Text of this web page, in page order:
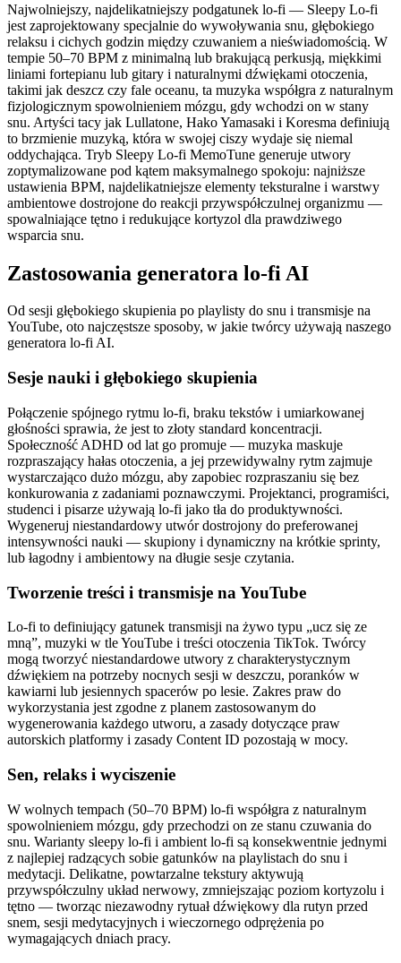
Najwolniejszy, najdelikatniejszy podgatunek lo-fi — Sleepy Lo-fi
jest zaprojektowany specjalnie do wywoływania snu, głębokiego
relaksu i cichych godzin między czuwaniem a nieświadomością. W
tempie 50–70 BPM z minimalną lub brakującą perkusją, miękkimi
liniami fortepianu lub gitary i naturalnymi dźwiękami otoczenia,
takimi jak deszcz czy fale oceanu, ta muzyka współgra z naturalnym
fizjologicznym spowolnieniem mózgu, gdy wchodzi on w stany
snu. Artyści tacy jak Lullatone, Hako Yamasaki i Koresma definiują
to brzmienie muzyką, która w swojej ciszy wydaje się niemal
oddychająca. Tryb Sleepy Lo-fi MemoTune generuje utwory
zoptymalizowane pod kątem maksymalnego spokoju: najniższe
ustawienia BPM, najdelikatniejsze elementy teksturalne i warstwy
ambientowe dostrojone do reakcji przywspółczulnej organizmu —
spowalniające tętno i redukujące kortyzol dla prawdziwego
wsparcia snu.
Zastosowania generatora lo-fi AI
Od sesji głębokiego skupienia po playlisty do snu i transmisje na
YouTube, oto najczęstsze sposoby, w jakie twórcy używają naszego
generatora lo-fi AI.
Sesje nauki i głębokiego skupienia
Połączenie spójnego rytmu lo-fi, braku tekstów i umiarkowanej
głośności sprawia, że jest to złoty standard koncentracji.
Społeczność ADHD od lat go promuje — muzyka maskuje
rozpraszający hałas otoczenia, a jej przewidywalny rytm zajmuje
wystarczająco dużo mózgu, aby zapobiec rozpraszaniu się bez
konkurowania z zadaniami poznawczymi. Projektanci, programiści,
studenci i pisarze używają lo-fi jako tła do produktywności.
Wygeneruj niestandardowy utwór dostrojony do preferowanej
intensywności nauki — skupiony i dynamiczny na krótkie sprinty,
lub łagodny i ambientowy na długie sesje czytania.
Tworzenie treści i transmisje na YouTube
Lo-fi to definiujący gatunek transmisji na żywo typu „ucz się ze
mną”, muzyki w tle YouTube i treści otoczenia TikTok. Twórcy
mogą tworzyć niestandardowe utwory z charakterystycznym
dźwiękiem na potrzeby nocnych sesji w deszczu, poranków w
kawiarni lub jesiennych spacerów po lesie. Zakres praw do
wykorzystania jest zgodne z planem zastosowanym do
wygenerowania każdego utworu, a zasady dotyczące praw
autorskich platformy i zasady Content ID pozostają w mocy.
Sen, relaks i wyciszenie
W wolnych tempach (50–70 BPM) lo-fi współgra z naturalnym
spowolnieniem mózgu, gdy przechodzi on ze stanu czuwania do
snu. Warianty sleepy lo-fi i ambient lo-fi są konsekwentnie jednymi
z najlepiej radzących sobie gatunków na playlistach do snu i
medytacji. Delikatne, powtarzalne tekstury aktywują
przywspółczulny układ nerwowy, zmniejszając poziom kortyzolu i
tętno — tworząc niezawodny rytuał dźwiękowy dla rutyn przed
snem, sesji medytacyjnych i wieczornego odprężenia po
wymagających dniach pracy.